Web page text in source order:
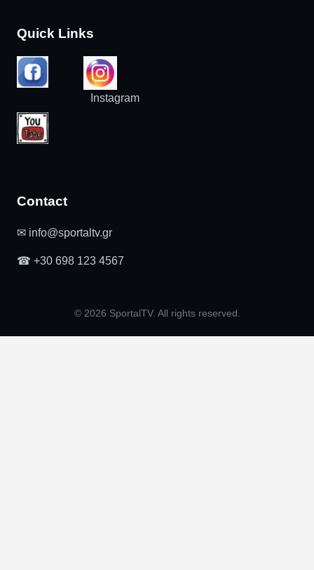
Quick Links
Instagram
Contact
✉ info@sportaltv.gr
☎ +30 698 123 4567
© 2026 SportalTV. All rights reserved.